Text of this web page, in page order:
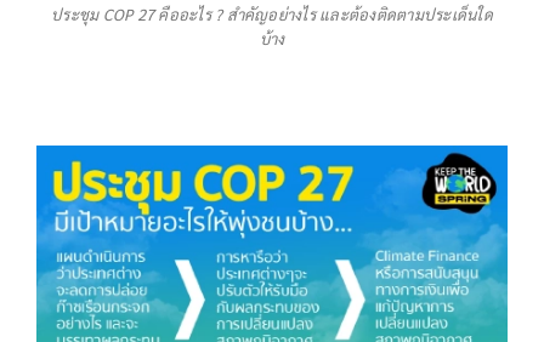
ประชุม COP 27 คืออะไร ? สำคัญอย่างไร และต้องติดตามประเด็นใด
บ้าง